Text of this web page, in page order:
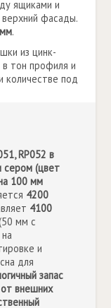
ящиками и
верхний фасады.
.
из цинк-
тон профиля и
количестве под
RP052 в
сером (цвет
100 мм
4200
4100
мм с
и
для
запас
внешних